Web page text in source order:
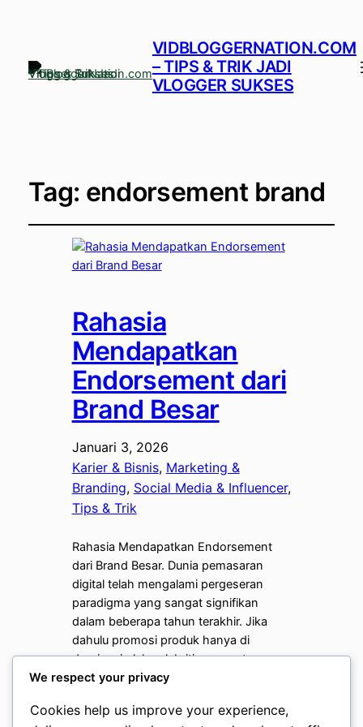
VIDBLOGGERNATION.COM
– TIPS & TRIK JADI
VLOGGER SUKSES
Tag: endorsement brand
Rahasia
Mendapatkan
Endorsement dari
Brand Besar
Januari 3, 2026
Karier & Bisnis, Marketing &
Branding, Social Media & Influencer ,
Tips & Trik
Rahasia Mendapatkan Endorsement
dari Brand Besar. Dunia pemasaran
digital telah mengalami pergeseran
paradigma yang sangat signifikan
dalam beberapa tahun terakhir. Jika
dahulu promosi produk hanya di
dominasi oleh selebriti papan atas
melalui iklan televisi, kini media sosial
untuk menjadi wajah dari sebuah
We respect your privacy
Cookies help us improve your experience,